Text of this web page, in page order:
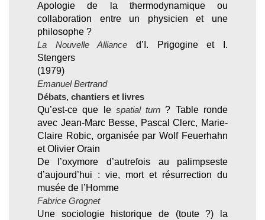
Apologie de la thermodynamique ou
collaboration entre un physicien et une
philosophe ?
La Nouvelle Alliance d’I. Prigogine et I.
Stengers
(1979)
Emanuel Bertrand
Débats, chantiers et livres
Qu’est-ce que le spatial turn ? Table ronde
avec Jean-Marc Besse, Pascal Clerc, Marie-
Claire Robic, organisée par Wolf Feuerhahn
et Olivier Orain
De l’oxymore d’autrefois au palimpseste
d’aujourd’hui : vie, mort et résurrection du
musée de l’Homme
Fabrice Grognet
Une sociologie historique de (toute ?) la